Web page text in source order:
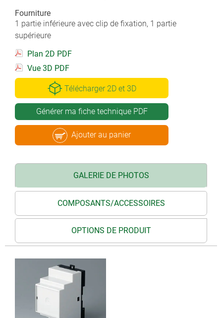
Fourniture
1 partie inférieure avec clip de fixation, 1 partie
supérieure
Plan 2D PDF
Vue 3D PDF
Télécharger 2D et 3D
Générer ma fiche technique PDF
Ajouter au panier
GALERIE DE PHOTOS
COMPOSANTS/ACCESSOIRES
OPTIONS DE PRODUIT